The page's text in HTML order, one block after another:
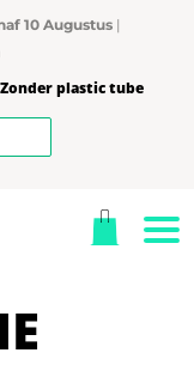
10 Augustus |
Zonder plastic tube